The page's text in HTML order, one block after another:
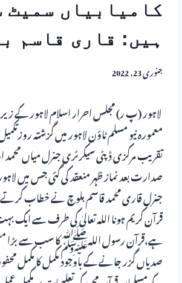
کامیابیاں سمیٹ
ہیں: قاری قاسم
جنوری 23, 2022
لاہور (پ ر) مجلس احرار اسلام لاہور کے زیر
معمورہ نیو مسلم ٹاؤن لاہور میں گزشتہ
تقریب مرکزی ڈپٹی سیکرٹری جنرل میاں
صدارت بعد نماز ظہر منعقد کی گئی جس میں
جنرل قاری محمد قاسم بلوچ نے خطاب
قرآن کریم ہونا اللہ تعالیٰ کی طرف سے
ہے،قرآن رسول اللہﷺکا سب سے بڑا
صدیاں گزر جانے کے باوجود مکمل کا مکمل